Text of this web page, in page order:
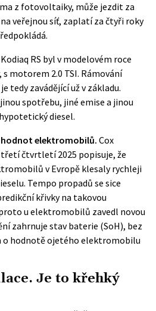
z fotovoltaiky, může jezdit za
veřejnou síť, zaplatí za čtyři roky
Kodiaq RS byl v modelovém roce
s motorem 2.0 TSI. Rámování
tedy zavádějící už v základu.
spotřebu, jiné emise a jinou
diesel.
elektromobilů. Cox
čtvrtletí 2025 popisuje, že
v Evropě klesaly rychleji
Tempo propadů se sice
křivky na takovou
u elektromobilů zavedl novou
zahrnuje stav baterie (SoH), bez
o hodnotě ojetého elektromobilu
Je to křehký